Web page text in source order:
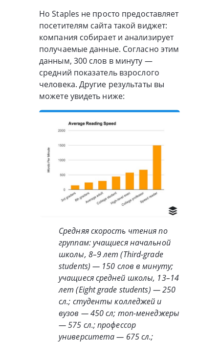
Но Staples не просто предоставляет
посетителям сайта такой виджет:
компания собирает и анализирует
получаемые данные. Согласно этим
данным, 300 слов в минуту —
средний показатель взрослого
человека. Другие результаты вы
можете увидеть ниже:
Средняя скорость чтения по
группам: учащиеся начальной
школы, 8–9 лет (Third-grade
students) — 150 слов в минуту;
учащиеся средней школы, 13–14
лет (Eight grade students) — 250
сл.; студенты колледжей и
вузов — 450 сл; топ-менеджеры
— 575 сл.; профессор
университета — 675 сл.;